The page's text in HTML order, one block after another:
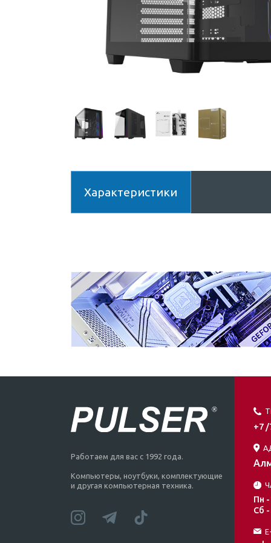
Характеристики
Работаем для вас с 1992 года.
Компьютеры, ноутбуки, комплектующие
и другая компьютерная техника.
+7
Пн -
Сб -